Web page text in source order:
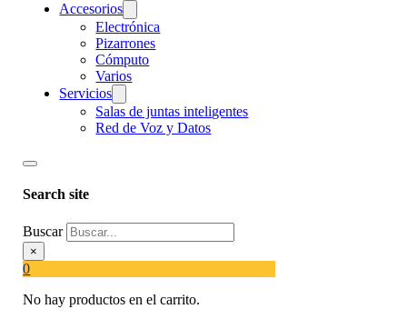
Accesorios
Electrónica
Pizarrones
Cómputo
Varios
Servicios
Salas de juntas inteligentes
Red de Voz y Datos
Search site
Buscar
×
0
No hay productos en el carrito.